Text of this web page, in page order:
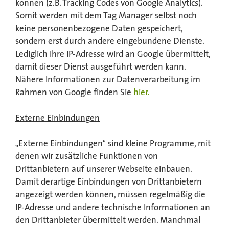
können (z.B. Tracking Codes von Google Analytics).
Somit werden mit dem Tag Manager selbst noch
keine personenbezogene Daten gespeichert,
sondern erst durch andere eingebundene Dienste.
Lediglich Ihre IP-Adresse wird an Google übermittelt,
damit dieser Dienst ausgeführt werden kann.
Nähere Informationen zur Datenverarbeitung im
Rahmen von Google finden Sie hier.
Externe Einbindungen
„Externe Einbindungen“ sind kleine Programme, mit
denen wir zusätzliche Funktionen von
Drittanbietern auf unserer Webseite einbauen.
Damit derartige Einbindungen von Drittanbietern
angezeigt werden können, müssen regelmäßig die
IP-Adresse und andere technische Informationen an
den Drittanbieter übermittelt werden. Manchmal